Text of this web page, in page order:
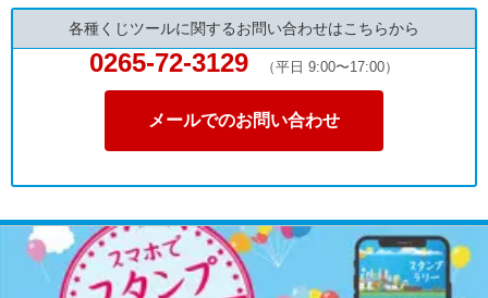
各種くじツールに関するお問い合わせはこちらから
0265-72-3129 （平日 9:00〜17:00）
メールでのお問い合わせ